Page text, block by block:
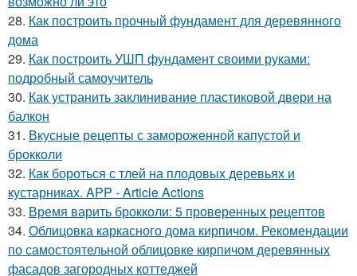
28. Как построить прочный фундамент для деревянного
дома
29. Как построить УШП фундамент своими руками:
подробный самоучитель
30. Как устранить заклинивание пластиковой двери на
балкон
31. Вкусные рецепты с замороженной капустой и
брокколи
32. Как бороться с тлей на плодовых деревьях и
кустарниках. APP - Article Actions
33. Время варить брокколи: 5 проверенных рецептов
34. Облицовка каркасного дома кирпичом. Рекомендации
по самостоятельной облицовке кирпичом деревянных
фасадов загородных коттеджей